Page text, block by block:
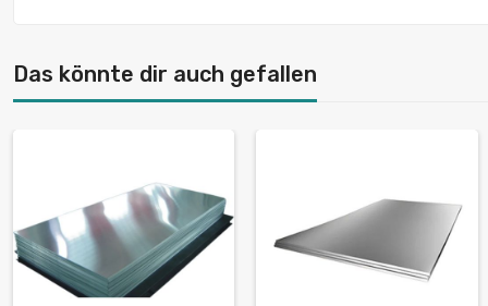
Das könnte dir auch gefallen